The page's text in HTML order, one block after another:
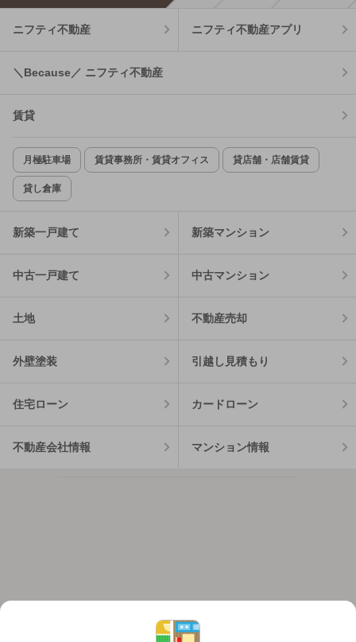
ニフティ不動産 ニフティ不動産アプリ
＼Because／ ニフティ不動産
賃貸
月極駐車場 賃貸事務所・賃貸オフィス 貸店舗・店舗賃貸
貸し倉庫
新築一戸建て 新築マンション
中古一戸建て 中古マンション
土地 不動産売却
外壁塗装 引越し見積もり
住宅ローン カードローン
不動産会社情報 マンション情報